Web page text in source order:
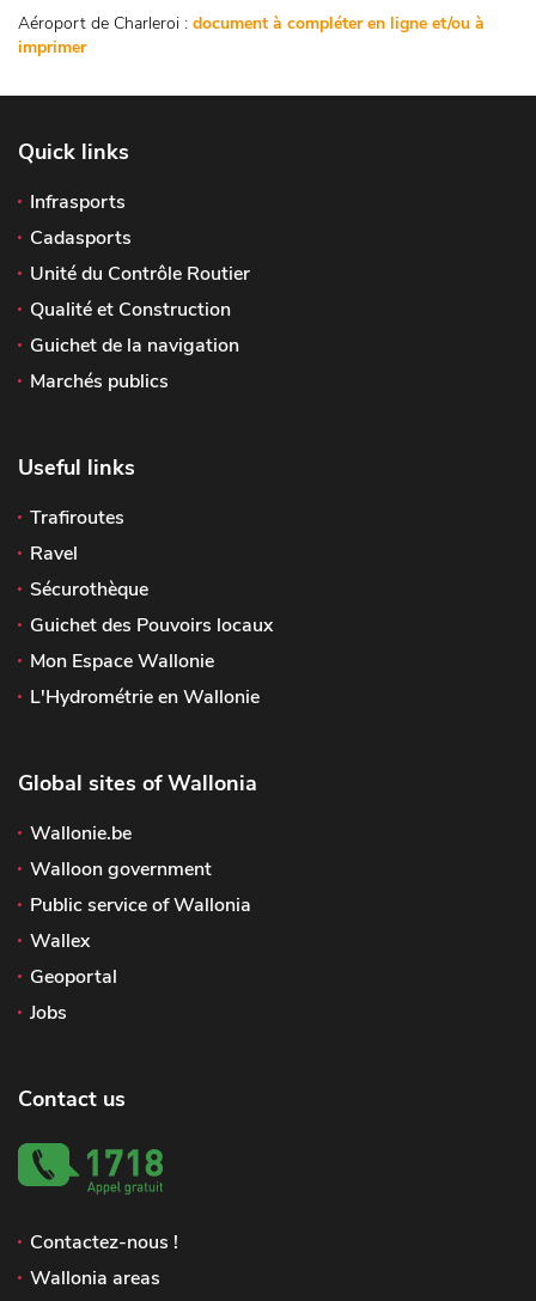
Aéroport de Charleroi : document à compléter en ligne et/ou à
imprimer
Quick links
Infrasports
Cadasports
Unité du Contrôle Routier
Qualité et Construction
Guichet de la navigation
Marchés publics
Useful links
Trafiroutes
Ravel
Sécurothèque
Guichet des Pouvoirs locaux
Mon Espace Wallonie
L'Hydrométrie en Wallonie
Global sites of Wallonia
Wallonie.be
Walloon government
Public service of Wallonia
Wallex
Geoportal
Jobs
Contact us
Contactez-nous !
Wallonia areas